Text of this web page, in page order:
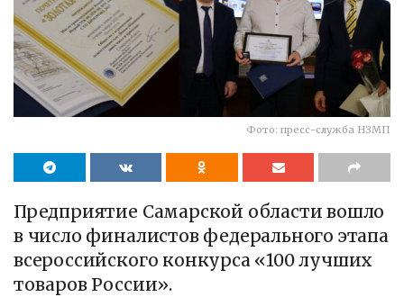
Фото: пресс-служба НЗМП
Предприятие Самарской области вошло
в число финалистов федерального этапа
всероссийского конкурса «100 лучших
товаров России».